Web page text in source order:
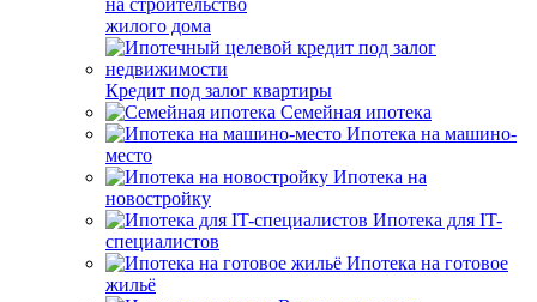
на строительство
жилого дома
Кредит под залог квартиры
Семейная ипотека
Ипотека на машино-
место
Ипотека на
новостройку
Ипотека для IT-
специалистов
Ипотека на готовое
жильё